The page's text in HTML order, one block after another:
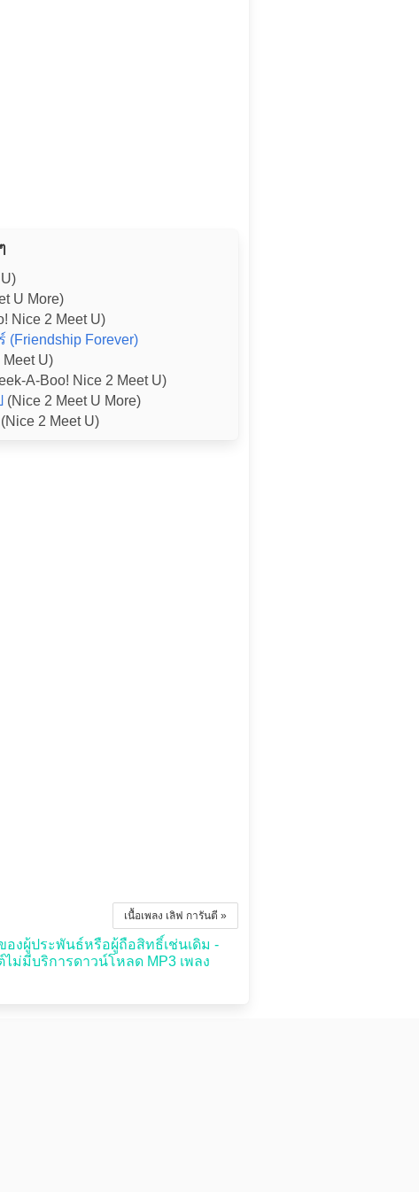
U More)
Nice 2 Meet U)
(Friendship Forever)
Meet U)
A-Boo! Nice 2 Meet U)
(Nice 2 Meet U More)
(Nice 2 Meet U)
เนื้อเพลง เลิฟ การันตี »
องผู้ประพันธ์หรือผู้ถือสิทธิ์เช่นเดิม -
ม่มีบริการดาวน์โหลด MP3 เพลง